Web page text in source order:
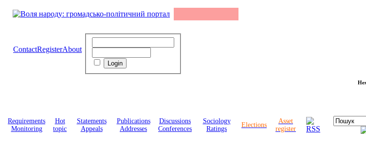
ContactRegisterAbout
Немає
Requirements
Monitoring
Hot
topic
Statements
Appeals
Publications
Addresses
Discussions
Conferences
Sociology
Ratings
Elections
Asset
register